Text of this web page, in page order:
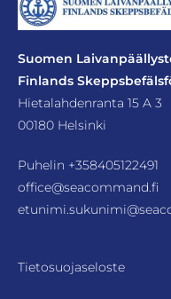
Suomen
Finlands
Hietalahdenranta 15 A 3
00180 Helsinki
Puhelin +358405122491
office@seacommand.fi
Tietosuojaseloste